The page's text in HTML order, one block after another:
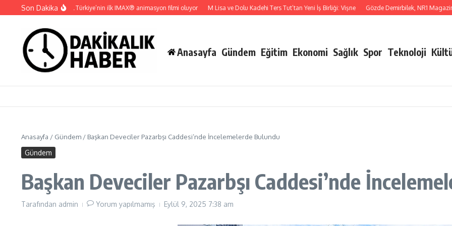
İçeriğe atlaSon Dakika
Gupi ve Gülmeyen Kral Türkiye’nin ilk IMAX® animasyon filmi oluyor M Lisa ve Dolu Kadehi Ters Tut’tan Yeni İş Birliği: Vişne Gözde Demirbilek, NR1
Anasayfa Gündem Eğitim Ekonomi Sağlık Spor Teknoloji
Anasayfa / Gündem / Başkan Deveciler Pazarbşı Caddesi’nde İncelemelerde Bulundu
Gündem
Başkan Deveciler Pazarbşı Caddesi’nde
Tarafından admin Yorum yapılmamış Eylül 9, 2025 7:38 am